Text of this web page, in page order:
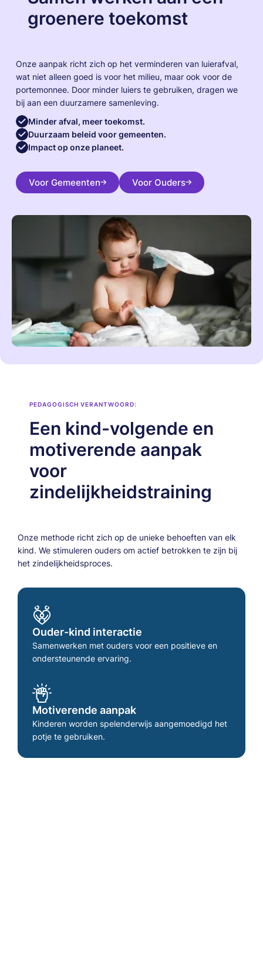
groenere toekomst
Onze aanpak richt zich op het verminderen van luierafval,
wat niet alleen goed is voor het milieu, maar ook voor de
portemonnee. Door minder luiers te gebruiken, dragen we
bij aan een duurzamere samenleving.
Minder afval, meer toekomst.
Duurzaam beleid voor gemeenten.
Impact op onze planeet.
Voor Gemeenten Voor Ouders
PEDAGOGISCH VERANTWOORD:
Een kind-volgende en
motiverende aanpak
voor
zindelijkheidstraining
Onze methode richt zich op de unieke behoeften van elk
kind. We stimuleren ouders om actief betrokken te zijn bij
het zindelijkheidsproces.
Ouder-kind interactie
Samenwerken met ouders voor een positieve en
ondersteunende ervaring.
Motiverende aanpak
Kinderen worden spelenderwijs aangemoedigd het
potje te gebruiken.